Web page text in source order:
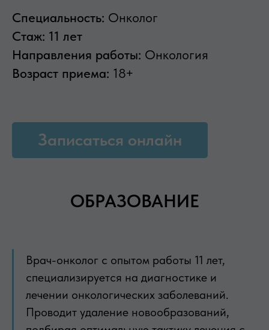
Специальность: Онколог
Стаж: 11 лет
Направления работы: Онкология
Возраст приема: 18+
Записаться онлайн
ОБРАЗОВАНИЕ
Врач-онколог с опытом работы 11 лет,
специализируется на диагностике и
лечении онкологических заболеваний.
Проводит удаление новообразований,